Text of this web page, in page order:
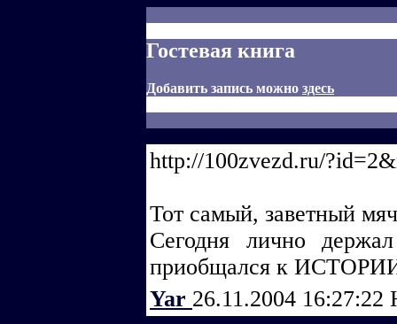
Гостевая книга
Добавить запись можно здесь
http://100zvezd.ru/
Тот самый, заветный
Сегодня лично
приобщался к
Yar 26.11.2004 16:27:22